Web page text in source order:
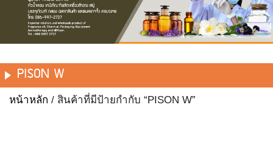
PISON W
หน้าหลัก / สินค้าที่มีป้ายกำกับ “PISON W”